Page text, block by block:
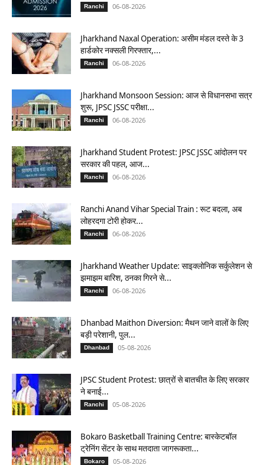
Ranchi 06-08-2026
Jharkhand Naxal Operation: असीम मंडल दस्ते के 3
हार्डकोर नक्सली गिरफ्तार,...
Ranchi 06-08-2026
Jharkhand Monsoon Session: आज से विधानसभा सत्र
शुरू, JPSC JSSC परीक्षा...
Ranchi 06-08-2026
Jharkhand Student Protest: JPSC JSSC आंदोलन पर
सरकार की पहल, आज...
Ranchi 06-08-2026
Ranchi Anand Vihar Special Train : रूट बदला, अब
लोहरदगा टोरी होकर...
Ranchi 06-08-2026
Jharkhand Weather Update: साइक्लोनिक सर्कुलेशन से
झमाझम बारिश, ठनका गिरने से...
Ranchi 06-08-2026
Dhanbad Maithon Diversion: मैथन जाने वालों के लिए
बड़ी परेशानी, पुल...
Dhanbad 05-08-2026
JPSC Student Protest: छात्रों से बातचीत के लिए सरकार
ने बनाई...
Ranchi 05-08-2026
Bokaro Basketball Training Centre: बास्केटबॉल
ट्रेनिंग सेंटर के साथ मतदाता जागरूकता...
Bokaro 05-08-2026